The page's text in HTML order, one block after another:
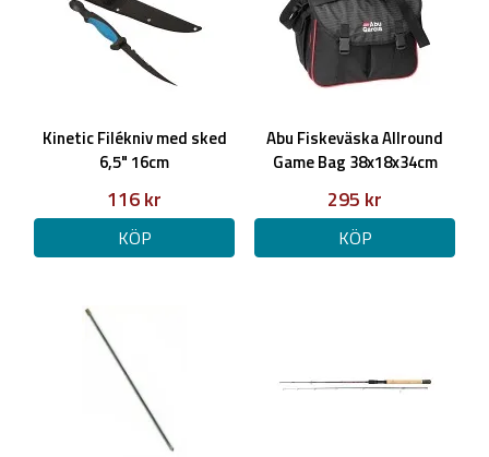
Kinetic Filékniv med sked
6,5" 16cm
116 kr
KÖP
Abu Fiskeväska Allround
Game Bag 38x18x34cm
295 kr
KÖP